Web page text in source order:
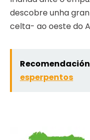
descobre unha
celta- ao oeste do
esperpentos